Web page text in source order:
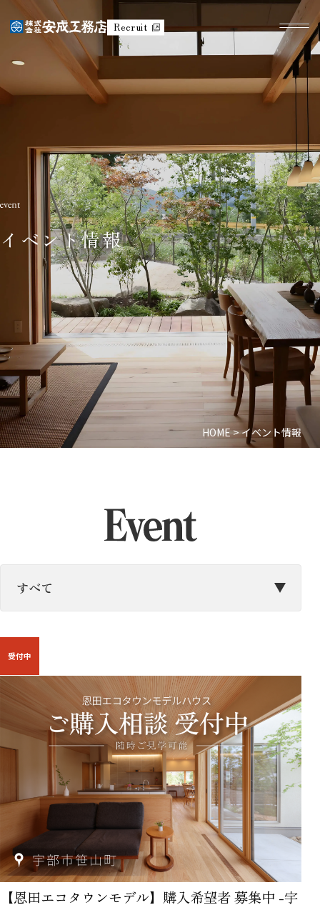
Recruit
イベント情報
HOME>イベント情報
受付中
【恩田エコタウンモデル】購入希望者 募集中 -宇